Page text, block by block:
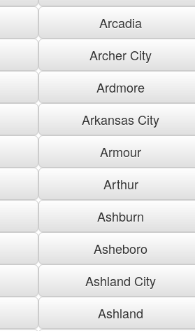
Arcadia
Archer City
Ardmore
Arkansas City
Armour
Arthur
Ashburn
Asheboro
Ashland City
Ashland